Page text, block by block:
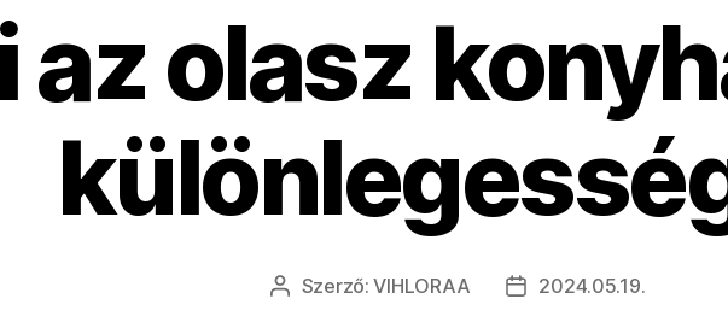
az olasz
Bejegyzés
Szerző:VIHLORAA
Bejegyzés
2024.05.19.